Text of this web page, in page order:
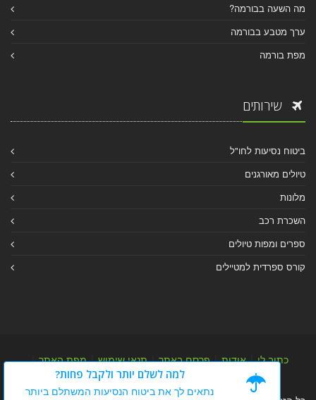
מה השעה בבורמה?
ערך מטבע בבורמה
מפת בורמה
שירותים
ביטוח נסיעות לחו"ל
טיולים מאורגנים
מלונות
השכרת רכב
ספרים ומפות טיולים
קורס ספרדית למטיילים
כתוב לי|אודות|פרסם באתר|תנאי שימוש|מפת האתר|
מפת אלבום|מפת מאמרי מידע
למה לשלם יותר ולקבל פחות?
נתאים לך את ביטוח הנסיעות המשתלם ביותר